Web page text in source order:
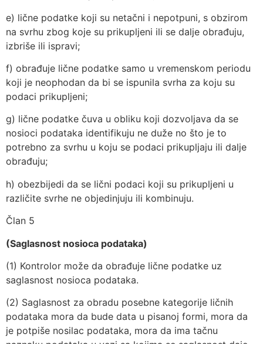
e) lične podatke koji su netačni i nepotpuni, s obzirom
na svrhu zbog koje su prikupljeni ili se dalje obrađuju,
izbriše ili ispravi;
f) obrađuje lične podatke samo u vremenskom periodu
koji je neophodan da bi se ispunila svrha za koju su
podaci prikupljeni;
g) lične podatke čuva u obliku koji dozvoljava da se
nosioci podataka identifikuju ne duže no što je to
potrebno za svrhu u koju se podaci prikupljaju ili dalje
obrađuju;
h) obezbijedi da se lični podaci koji su prikupljeni u
različite svrhe ne objedinjuju ili kombinuju.
Član 5
(Saglasnost nosioca podataka)
(1) Kontrolor može da obrađuje lične podatke uz
saglasnost nosioca podataka.
(2) Saglasnost za obradu posebne kategorije ličnih
podataka mora da bude data u pisanoj formi, mora da
je potpiše nosilac podataka, mora da ima tačnu